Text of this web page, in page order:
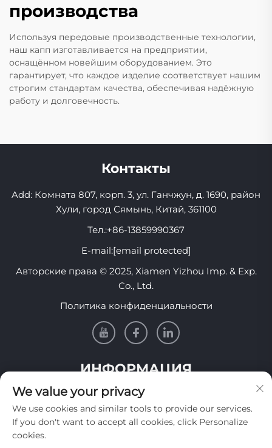
производства
Используя передовые производственные технологии,
наш капп изготавливается на предприятии,
оснащённом новейшим оборудованием. Это
гарантирует, что каждое изделие соответствует нашим
строгим стандартам качества, обеспечивая надёжную
работу и долговечность.
Контакты
Add: Комната 807, корп. 3, ул. Ганчжун, д. 1690, район
Хули, город Сямынь, Китай, 361100
Тел.:+86-13859990367
E-mail:[email protected]
Авторские права © 2025, Xiamen Yizhou Imp. & Exp.
Co., Ltd.
Политика конфиденциальности
ИНФОРМАЦИЯ
Подпишитесь, чтобы получать нашу еженедельную
рассылку
We value your privacy
We use cookies and similar tools to provide our services.
If you don't want to accept all cookies, click Personalize
cookies.